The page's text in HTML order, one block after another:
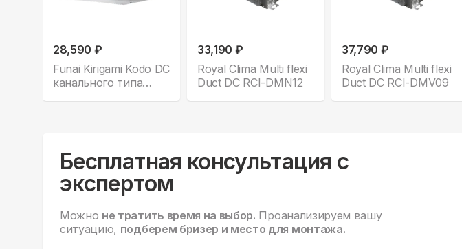
28,590 ₽
Funai Kirigami Kodo DC
канального типа
33,190 ₽
Royal Clima Multi flexi
Duct DC RCI-DMN12
37,790 ₽
Royal Clima Multi flexi
Duct DC RCI-DMV09
Бесплатная консультация с
экспертом
Можно не тратить время на выбор. Проанализируем вашу
ситуацию, подберем бризер и место для монтажа.